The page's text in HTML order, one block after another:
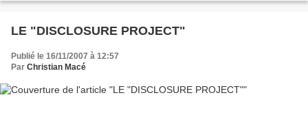
u=http%3A%2F%2Fcomm...
LE "DISCLOSURE PROJECT"
Publié le 16/11/2007 à 12:57
Par Christian Macé